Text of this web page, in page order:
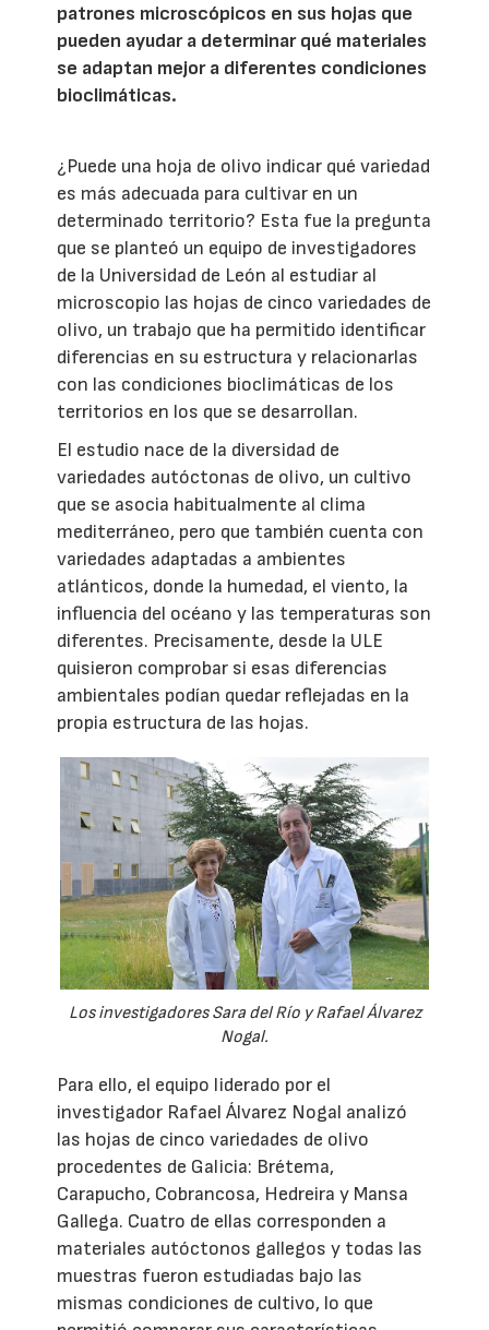
patrones microscópicos en sus hojas que
pueden ayudar a determinar qué materiales
se adaptan mejor a diferentes condiciones
bioclimáticas.
¿Puede una hoja de olivo indicar qué variedad
es más adecuada para cultivar en un
determinado territorio? Esta fue la pregunta
que se planteó un equipo de investigadores
de la Universidad de León al estudiar al
microscopio las hojas de cinco variedades de
olivo, un trabajo que ha permitido identificar
diferencias en su estructura y relacionarlas
con las condiciones bioclimáticas de los
territorios en los que se desarrollan.
El estudio nace de la diversidad de
variedades autóctonas de olivo, un cultivo
que se asocia habitualmente al clima
mediterráneo, pero que también cuenta con
variedades adaptadas a ambientes
atlánticos, donde la humedad, el viento, la
influencia del océano y las temperaturas son
diferentes. Precisamente, desde la ULE
quisieron comprobar si esas diferencias
ambientales podían quedar reflejadas en la
propia estructura de las hojas.
Los investigadores Sara del Río y Rafael Álvarez
Nogal.
Para ello, el equipo liderado por el
investigador Rafael Álvarez Nogal analizó
las hojas de cinco variedades de olivo
procedentes de Galicia: Brétema,
Carapucho, Cobrancosa, Hedreira y Mansa
Gallega. Cuatro de ellas corresponden a
materiales autóctonos gallegos y todas las
muestras fueron estudiadas bajo las
mismas condiciones de cultivo, lo que